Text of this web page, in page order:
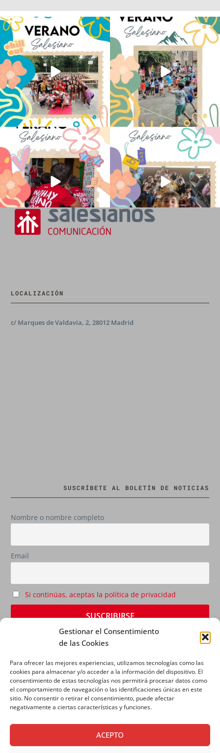
Gestionar el Consentimiento
de las Cookies
Para ofrecer las mejores experiencias, utilizamos tecnologías como las
cookies para almacenar y/o acceder a la información del dispositivo. El
consentimiento de estas tecnologías nos permitirá procesar datos como
el comportamiento de navegación o las identificaciones únicas en este
sitio. No consentir o retirar el consentimiento, puede afectar
negativamente a ciertas características y funciones.
ACEPTO
Los alumnos de 6º de Primaria, 1º y 2º
de la ESO...
145 2
La diversión y la alegría también se han
sentido...
93 0
No hay verano sin que sea Salesiano ❤️
💫 en Luz 4
...
0
viviendo la alegría en el campamento
...
LOCALIZACIÓN
c/ Marques de Valdavia, 2, 28012 Madrid
SUSCRÍBETE AL BOLETÍN DE NOTICIAS
Nombre o nombre completo
Email
Si continúas, aceptas la política de privacidad
AVISO LEGAL|POLÍTICA DE PRIVACIDAD|